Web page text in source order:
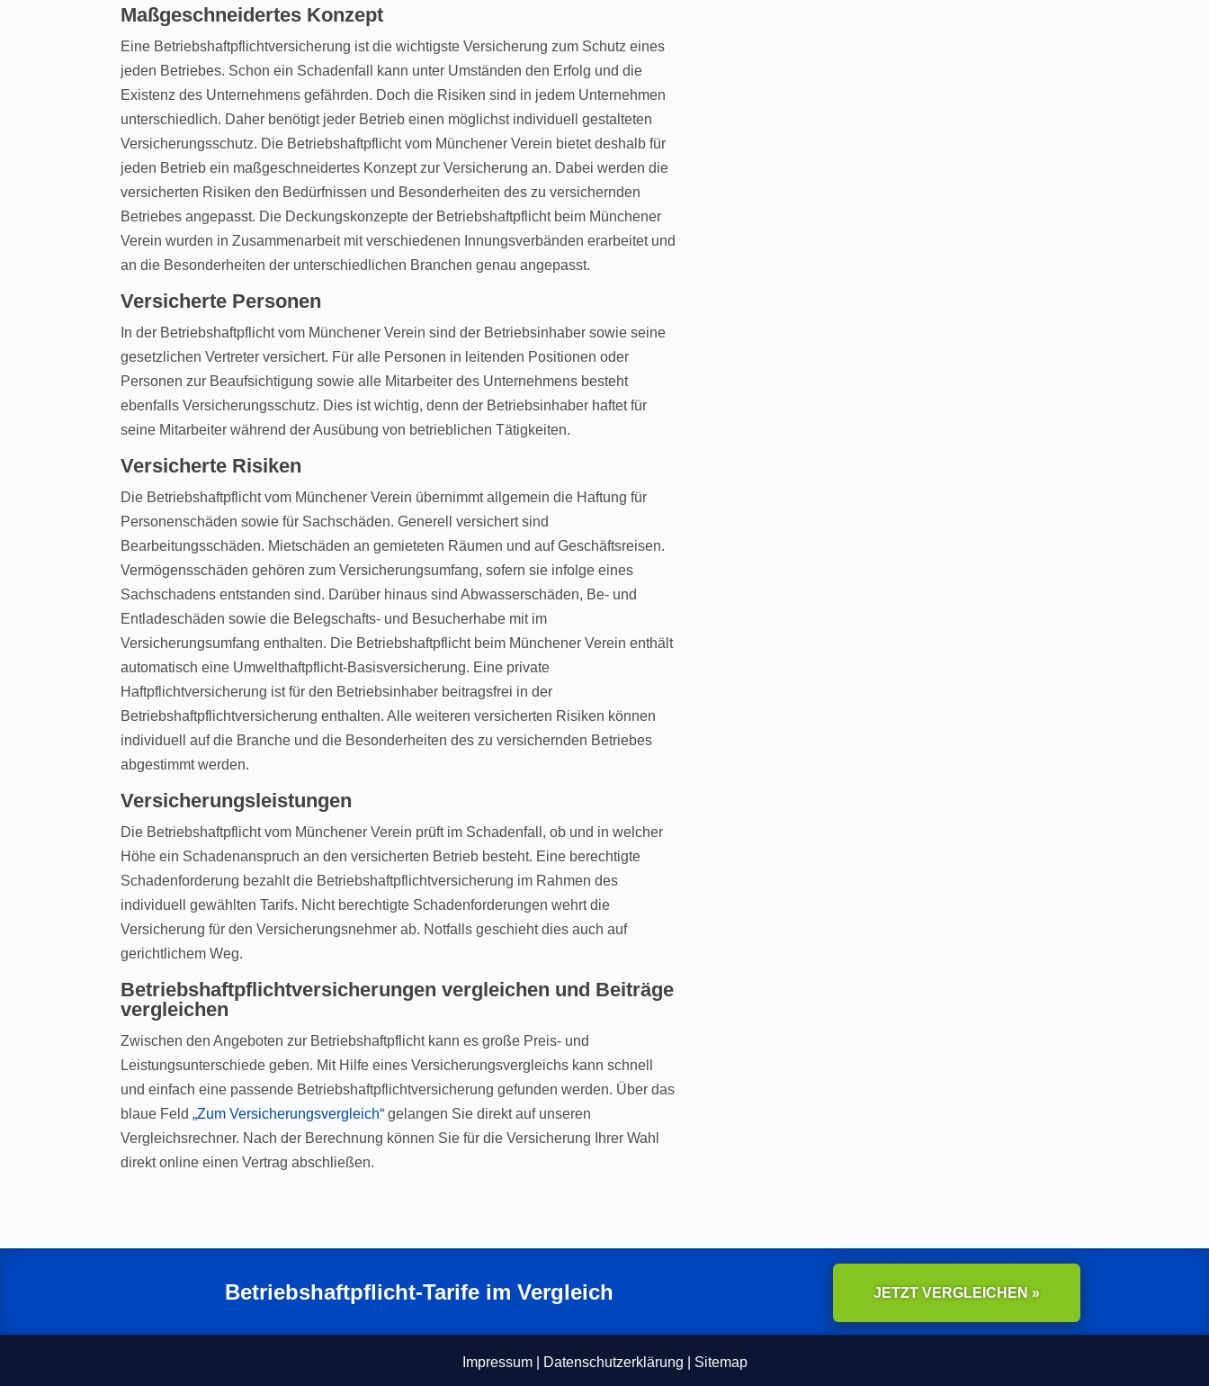
Maßgeschneidertes Konzept
Eine Betriebshaftpflichtversicherung ist die wichtigste Versicherung zum Schutz eines
jeden Betriebes. Schon ein Schadenfall kann unter Umständen den Erfolg und die
Existenz des Unternehmens gefährden. Doch die Risiken sind in jedem Unternehmen
unterschiedlich. Daher benötigt jeder Betrieb einen möglichst individuell gestalteten
Versicherungsschutz. Die Betriebshaftpflicht vom Münchener Verein bietet deshalb für
jeden Betrieb ein maßgeschneidertes Konzept zur Versicherung an. Dabei werden die
versicherten Risiken den Bedürfnissen und Besonderheiten des zu versichernden
Betriebes angepasst. Die Deckungskonzepte der Betriebshaftpflicht beim Münchener
Verein wurden in Zusammenarbeit mit verschiedenen Innungsverbänden erarbeitet und
an die Besonderheiten der unterschiedlichen Branchen genau angepasst.
Versicherte Personen
In der Betriebshaftpflicht vom Münchener Verein sind der Betriebsinhaber sowie seine
gesetzlichen Vertreter versichert. Für alle Personen in leitenden Positionen oder
Personen zur Beaufsichtigung sowie alle Mitarbeiter des Unternehmens besteht
ebenfalls Versicherungsschutz. Dies ist wichtig, denn der Betriebsinhaber haftet für
seine Mitarbeiter während der Ausübung von betrieblichen Tätigkeiten.
Versicherte Risiken
Die Betriebshaftpflicht vom Münchener Verein übernimmt allgemein die Haftung für
Personenschäden sowie für Sachschäden. Generell versichert sind
Bearbeitungsschäden. Mietschäden an gemieteten Räumen und auf Geschäftsreisen.
Vermögensschäden gehören zum Versicherungsumfang, sofern sie infolge eines
Sachschadens entstanden sind. Darüber hinaus sind Abwasserschäden, Be- und
Entladeschäden sowie die Belegschafts- und Besucherhabe mit im
Versicherungsumfang enthalten. Die Betriebshaftpflicht beim Münchener Verein enthält
automatisch eine Umwelthaftpflicht-Basisversicherung. Eine private
Haftpflichtversicherung ist für den Betriebsinhaber beitragsfrei in der
Betriebshaftpflichtversicherung enthalten. Alle weiteren versicherten Risiken können
individuell auf die Branche und die Besonderheiten des zu versichernden Betriebes
abgestimmt werden.
Versicherungsleistungen
Die Betriebshaftpflicht vom Münchener Verein prüft im Schadenfall, ob und in welcher
Höhe ein Schadenanspruch an den versicherten Betrieb besteht. Eine berechtigte
Schadenforderung bezahlt die Betriebshaftpflichtversicherung im Rahmen des
individuell gewählten Tarifs. Nicht berechtigte Schadenforderungen wehrt die
Versicherung für den Versicherungsnehmer ab. Notfalls geschieht dies auch auf
gerichtlichem Weg.
Betriebshaftpflichtversicherungen vergleichen und Beiträge
vergleichen
Zwischen den Angeboten zur Betriebshaftpflicht kann es große Preis- und
Leistungsunterschiede geben. Mit Hilfe eines Versicherungsvergleichs kann schnell
und einfach eine passende Betriebshaftpflichtversicherung gefunden werden. Über das
blaue Feld„Zum Versicherungsvergleich“ gelangen Sie direkt auf unseren
Vergleichsrechner. Nach der Berechnung können Sie für die Versicherung Ihrer Wahl
direkt online einen Vertrag abschließen.
Betriebshaftpflicht-Tarife im Vergleich JETZT VERGLEICHEN »
Impressum| Datenschutzerklärung Sitemap